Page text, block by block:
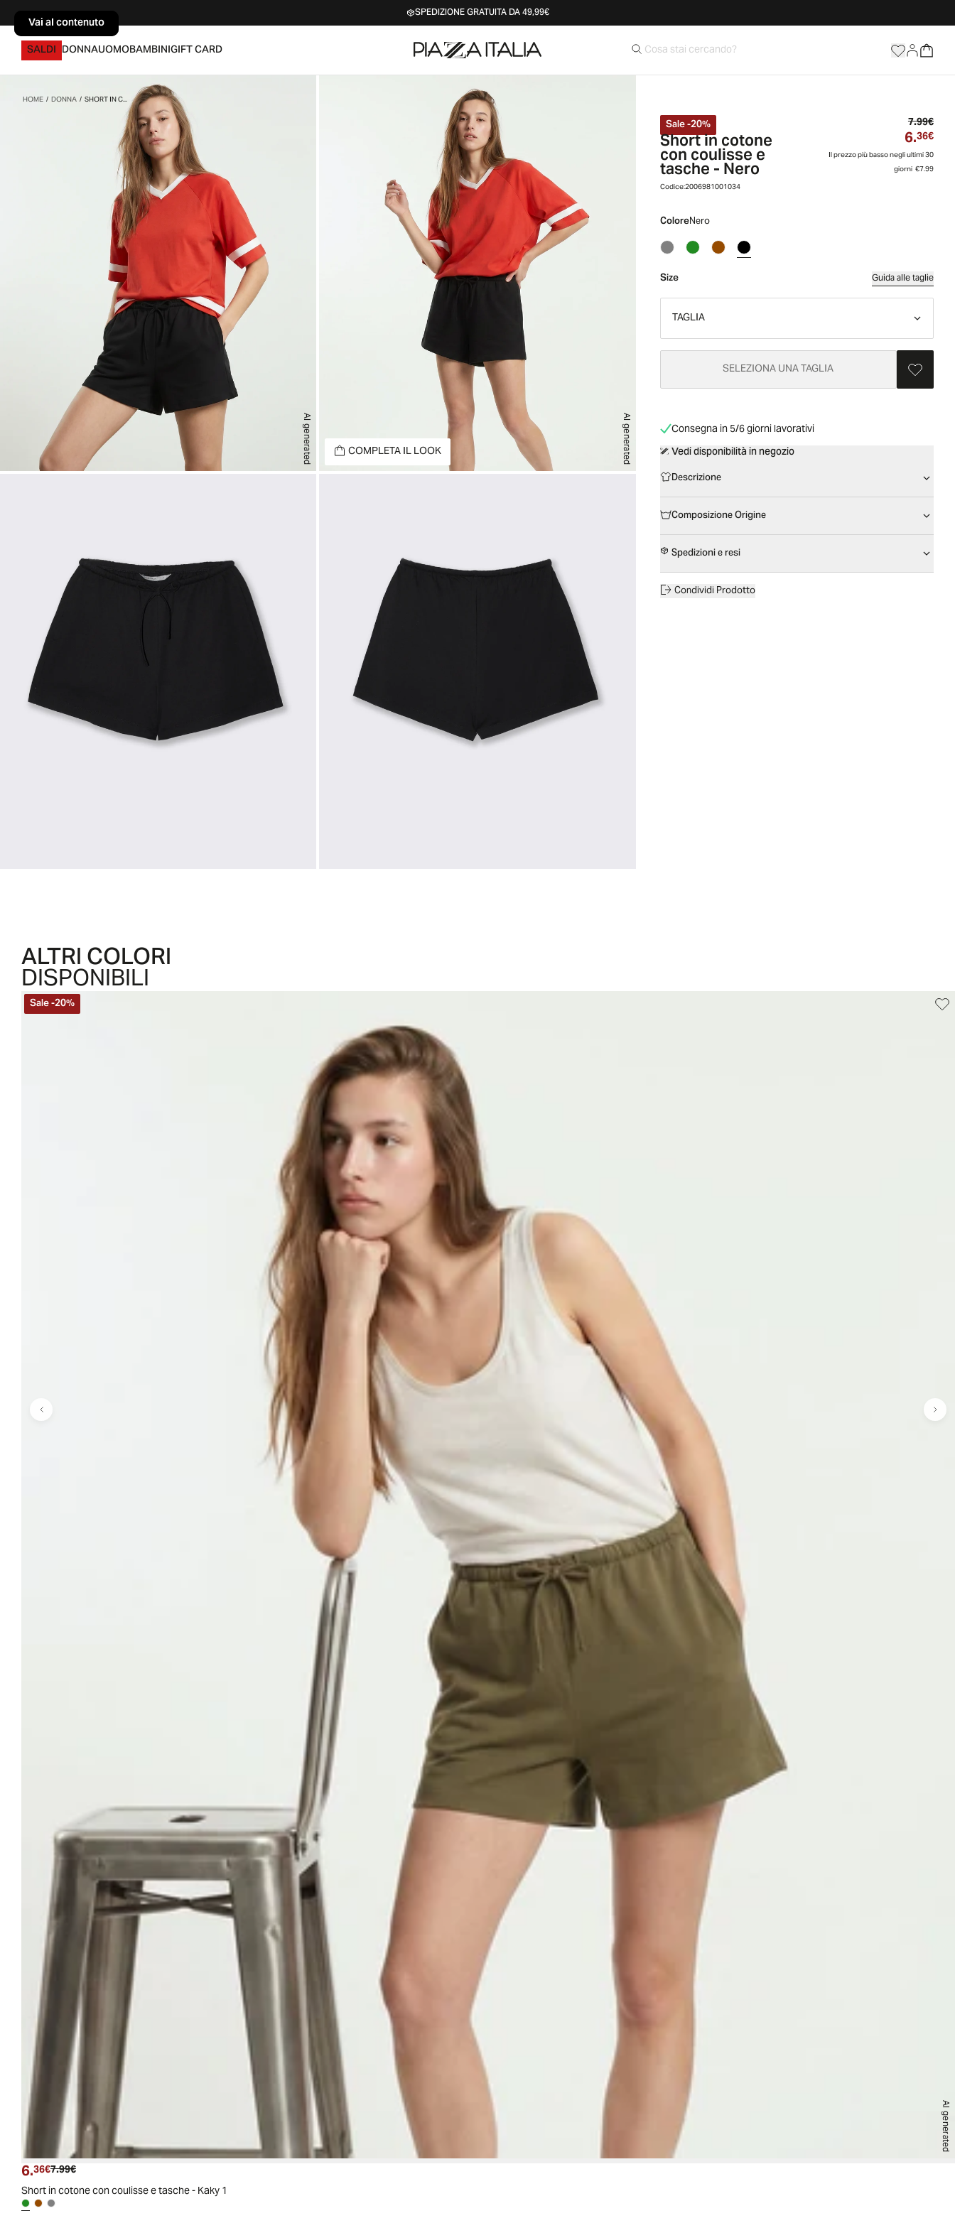
Vai al contenuto SPEDIZIONE GRATUITA DA 49,99€
SALDI DONNAUOMOBAMBINIGIFT CARD
HOME/DONNA/SHORT IN C...
AI generated AI generated
COMPLETA IL LOOK
Sale-20%
Short in cotone
con coulisse e
tasche - Nero
7.99€
6.36€
Il prezzo più basso negli ultimi 30
giorni€7.99
Codice:2006981001034
ColoreNero
Size Guida alle taglie
TAGLIA
SELEZIONA UNA TAGLIA
Consegna in 5/6 giorni lavorativi
Vedi disponibilità in negozio
Descrizione
Composizione Origine
Spedizioni e resi
Condividi Prodotto
ALTRI COLORI
DISPONIBILI
AI generated
Sale-20%
Prezzo attuale
6.36€ Prezzo originale
7.99€
Short in cotone con coulisse e tasche - Kaky 1
Vai al contenuto